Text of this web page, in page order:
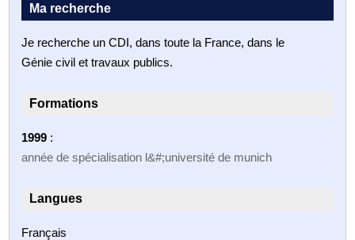
Ma recherche
Je recherche un CDI, dans toute la France, dans le
Génie civil et travaux publics.
Formations
1999 :
année de spécialisation l&#;université de munich
Langues
Français